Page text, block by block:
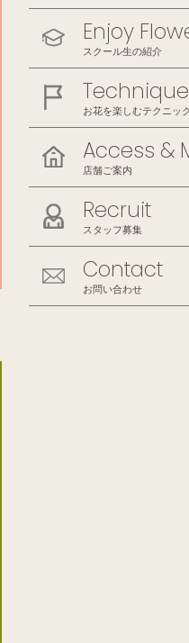
Enjoy
スクール生の紹介
Technique
お花を楽しむテクニック
Access &
店舗ご案内
Recruit
スタッフ募集
Contact
お問い合わせ